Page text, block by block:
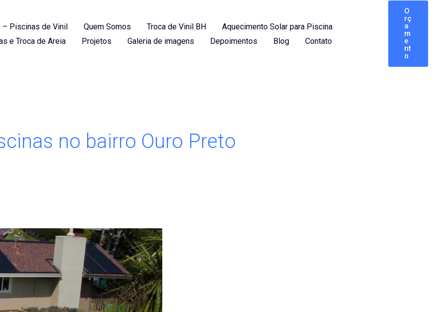
– Piscinas de Vinil Quem Somos Troca de Vinil BH
Aquecimento Solar para Piscina
e Troca de Areia
Projetos Galeria de imagens Depoimentos Blog Contato
O
rç
a
m
e
nt
o
no bairro Ouro Preto